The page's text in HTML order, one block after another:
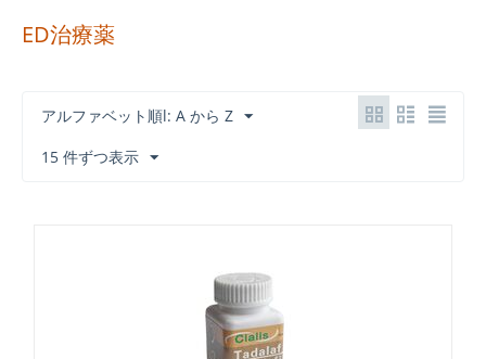
ED治療薬
アルファベット順l: A から Z
15 件ずつ表示